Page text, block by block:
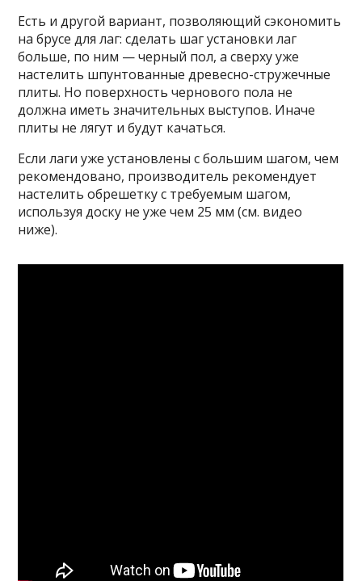
Есть и другой вариант, позволяющий сэкономить
на брусе для лаг: сделать шаг установки лаг
больше, по ним — черный пол, а сверху уже
настелить шпунтованные древесно-стружечные
плиты. Но поверхность чернового пола не
должна иметь значительных выступов. Иначе
плиты не лягут и будут качаться.
Если лаги уже установлены с большим шагом, чем
рекомендовано, производитель рекомендует
настелить обрешетку с требуемым шагом,
используя доску не уже чем 25 мм (см. видео
ниже).